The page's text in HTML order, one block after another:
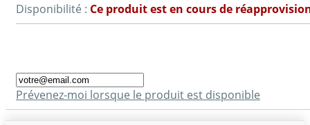
Disponibilité : Ce produit est en cours de
Prévenez-moi lorsque le produit est disponible